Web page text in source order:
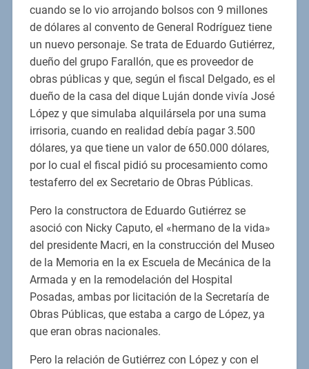
cuando se lo vio arrojando bolsos con 9 millones
de dólares al convento de General Rodríguez tiene
un nuevo personaje. Se trata de Eduardo Gutiérrez,
dueño del grupo Farallón, que es proveedor de
obras públicas y que, según el fiscal Delgado, es el
dueño de la casa del dique Luján donde vivía José
López y que simulaba alquilársela por una suma
irrisoria, cuando en realidad debía pagar 3.500
dólares, ya que tiene un valor de 650.000 dólares,
por lo cual el fiscal pidió su procesamiento como
testaferro del ex Secretario de Obras Públicas.
Pero la constructora de Eduardo Gutiérrez se
asoció con Nicky Caputo, el «hermano de la vida»
del presidente Macri, en la construcción del Museo
de la Memoria en la ex Escuela de Mecánica de la
Armada y en la remodelación del Hospital
Posadas, ambas por licitación de la Secretaría de
Obras Públicas, que estaba a cargo de López, ya
que eran obras nacionales.
Pero la relación de Gutiérrez con López y con el